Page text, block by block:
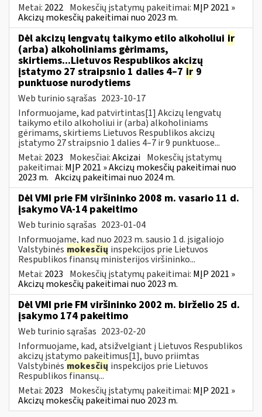
Metai: 2022 Mokesčių įstatymų pakeitimai: MĮP 2021 »
Akcizų mokesčių pakeitimai nuo 2023 m.
Dėl akcizų lengvatų taikymo etilo alkoholiui ir
(arba) alkoholiniams gėrimams,
skirtiems...Lietuvos Respublikos akcizų
įstatymo 27 straipsnio 1 dalies 4–7 ir 9
punktuose nurodytiems
Web turinio sąrašas 2023-10-17
Informuojame, kad patvirtintas[1] Akcizų lengvatų
taikymo etilo alkoholiui ir (arba) alkoholiniams
gėrimams, skirtiems Lietuvos Respublikos akcizų
įstatymo 27 straipsnio 1 dalies 4–7 ir 9 punktuose...
Metai: 2023 Mokesčiai:Akcizai Mokesčių įstatymų
pakeitimai: MĮP 2021 » Akcizų mokesčių pakeitimai nuo
2023 m. Akcizų pakeitimai nuo 2024 m.
Dėl VMI prie FM viršininko 2008 m. vasario 11 d.
įsakymo VA-14 pakeitimo
Web turinio sąrašas 2023-01-04
Informuojame, kad nuo 2023 m. sausio 1 d. įsigaliojo
Valstybinės mokesčių inspekcijos prie Lietuvos
Respublikos finansų ministerijos viršininko...
Metai: 2023 Mokesčių įstatymų pakeitimai: MĮP 2021 »
Akcizų mokesčių pakeitimai nuo 2023 m.
Dėl VMI prie FM viršininko 2002 m. birželio 25 d.
įsakymo 174 pakeitimo
Web turinio sąrašas 2023-02-20
Informuojame, kad, atsižvelgiant į Lietuvos Respublikos
akcizų įstatymo pakeitimus[1], buvo priimtas
Valstybinės mokesčių inspekcijos prie Lietuvos
Respublikos finansų...
Metai: 2023 Mokesčių įstatymų pakeitimai: MĮP 2021 »
Akcizų mokesčių pakeitimai nuo 2023 m.